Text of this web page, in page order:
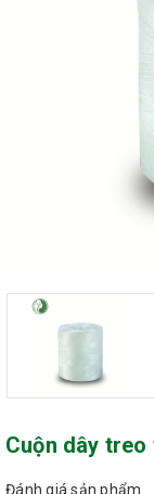
Cuộn dây
Đánh giá sản phẩm